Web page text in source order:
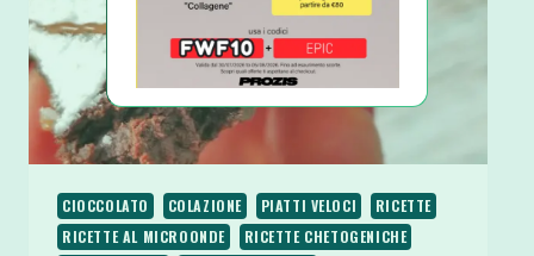
CIOCCOLATO COLAZIONE PIATTI VELOCI
RICETTE
RICETTE AL MICROONDE
RICETTE CHETOGENICHE